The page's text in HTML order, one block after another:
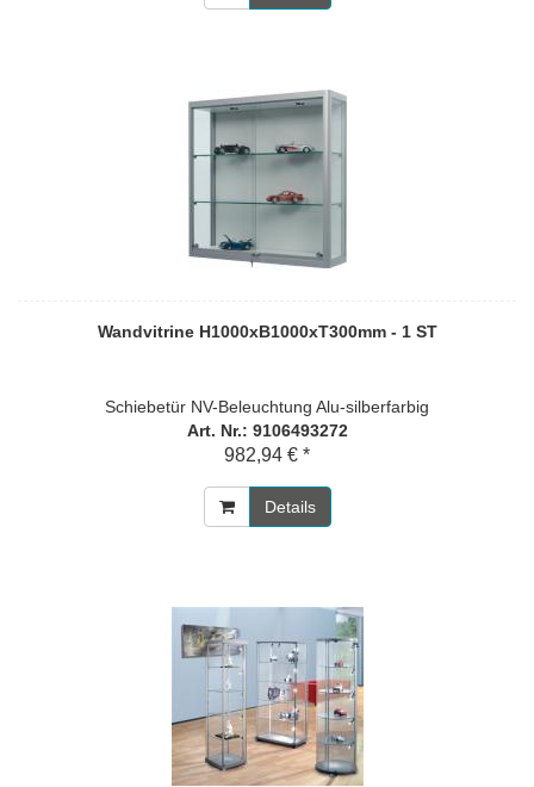
Wandvitrine H1000xB1000xT300mm - 1 ST
Schiebetür NV-Beleuchtung Alu-silberfarbig
Art. Nr.: 9106493272
982,94 € *
Details